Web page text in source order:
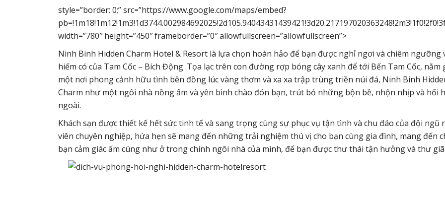
style=”border: 0;” src=”https://www.google.com/maps/embed?
width=”780″ height=”450″ frameborder=”0″ allowfullscreen=”allowfullscreen”>
Ninh Binh Hidden Charm Hotel & Resort là lựa chọn hoàn hảo để bạn được nghỉ ngơi và chiêm ngưỡng
hiếm có của Tam Cốc – Bích Động .Tọa lạc trên con đường rợp bóng cây xanh để tới Bến Tam Cốc, nằm
một nơi phong cảnh hữu tình bên đồng lúc vàng thơm và xa xa trập trùng triền núi đá, Ninh Binh
Charm như một ngôi nhà nồng ấm và yên bình chào đón bạn, trút bỏ những bộn bề, nhộn nhịp và hối
ngoài.
Khách sạn được thiết kế hết sức tinh tế và sang trọng cùng sự phục vụ tận tình và chu đáo của đội ngũ
viên chuyên nghiệp, hứa hẹn sẽ mang đến những trải nghiệm thú vị cho bạn cùng gia đình, mang đến
bạn cảm giác ấm cúng như ở trong chính ngôi nhà của mình, để bạn được thư thái tận hưởng và thư